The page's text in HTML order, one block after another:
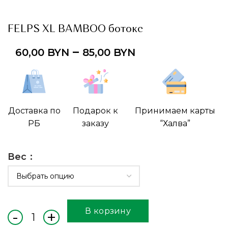
FELPS XL BAMBOO ботокс
60,00 BYN – 85,00 BYN
Доставка по
РБ
Подарок к
заказу
Принимаем карты
“Халва”
Вес
В корзину